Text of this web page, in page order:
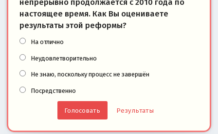
непрерывно продолжается с 2010 года по
настоящее время. Как Вы оцениваете
результаты этой реформы?
На отлично
Неудовлетворительно
Не знаю, поскольку процесс не завершён
Посредственно
Результаты